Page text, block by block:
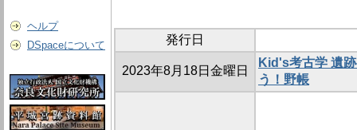
ヘルプ
DSpaceについて
発行日
2023年8月18日金曜日
Kid's考古学 遺
う！野帳